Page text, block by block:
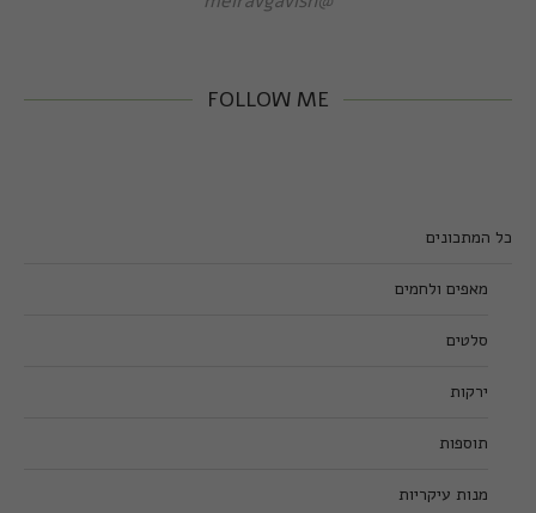
FOLLOW ME
כל המתכונים
מאפים ולחמים
סלטים
ירקות
תוספות
מנות עיקריות